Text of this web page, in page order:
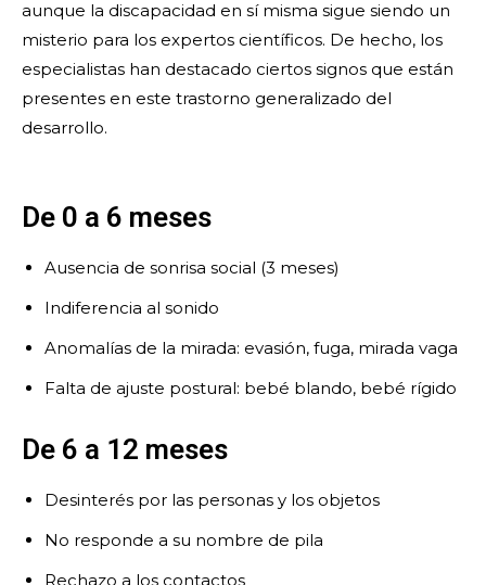
aunque la discapacidad en sí misma sigue siendo un
misterio para los expertos científicos. De hecho, los
especialistas han destacado ciertos signos que están
presentes en este trastorno generalizado del
desarrollo.
De 0 a 6 meses
Ausencia de sonrisa social (3 meses)
Indiferencia al sonido
Anomalías de la mirada: evasión, fuga, mirada vaga
Falta de ajuste postural: bebé blando, bebé rígido
De 6 a 12 meses
Desinterés por las personas y los objetos
No responde a su nombre de pila
Rechazo a los contactos